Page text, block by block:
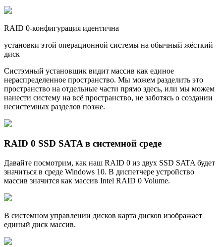
RAID 0-конфигурация идентична
установки этой операционной системы на обычный жёсткий
диск
Систэмный установщик видит массив как единое
нераспределенное пространство. Мы можем разделить это
пространство на отдельные части прямо здесь, или мы можем
нанести систему на всё пространство, не заботясь о создании
несистемных разделов позже.
RAID 0 SSD SATA в системной среде
Давайте посмотрим, как наш RAID 0 из двух SSD SATA будет
значиться в среде Windows 10. В диспетчере устройство
массив значится как массив Intel RAID 0 Volume.
В системном управлении дисков карта дисков изображает
единый диск массив.